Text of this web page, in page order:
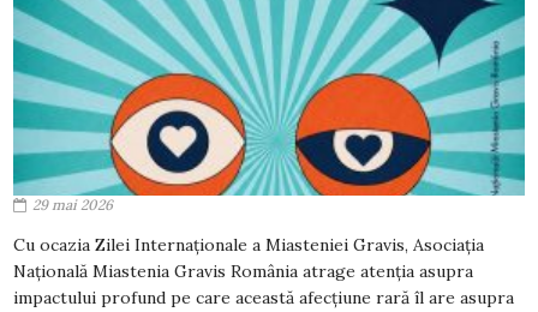
29 mai 2026
Cu ocazia Zilei Internaționale a Miasteniei Gravis, Asociația
Națională Miastenia Gravis România atrage atenția asupra
impactului profund pe care această afecțiune rară îl are asupra